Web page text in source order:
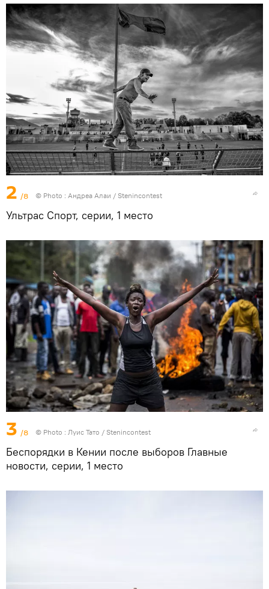
2 /8 © Photo : Андреа Алаи / Stenincontest
Ультрас Спорт, серии, 1 место
3 /8 © Photo : Луис Тато / Stenincontest
Беспорядки в Кении после выборов Главные
новости, серии, 1 место